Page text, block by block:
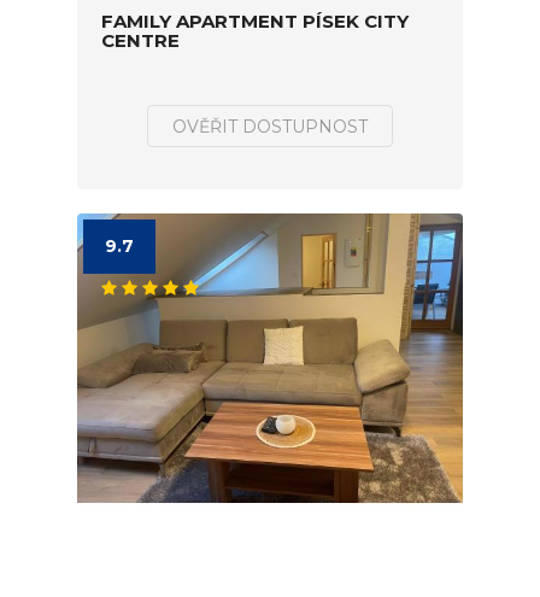
FAMILY APARTMENT PÍSEK CITY
CENTRE
OVĚŘIT DOSTUPNOST
9.7